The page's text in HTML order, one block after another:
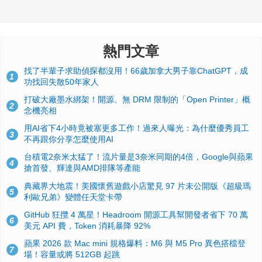
熱門文章
1
找了半輩子求助偵探都沒用！66歲加拿大男子靠ChatGPT，成
功找回失散50年家人
2
打破大廠墨水綁架！開源、無 DRM 限制的「Open Printer」概
念機亮相
3
用AI省下4小時竟被塞更多工作！過來人曝光：為什麼優秀員工
不再跟你分享怎麼使用AI
4
台積電2奈米太猛了！流片量是3奈米同期的4倍，Google與蘋果
搶首發、輝達與AMD排隊等產能
5
典藏界大地震！美國懷舊遊戲小店驚見 97 片未公開版《超級瑪
利歐兄弟》變體任天堂卡帶
6
GitHub 狂攬 4 萬星！Headroom 開源工具幫開發者省下 70 萬
美元 API 費，Token 消耗暴降 92%
7
蘋果 2026 款 Mac mini 規格爆料：M6 與 M5 Pro 異色搭檔登
場！容量或將 512GB 起跳